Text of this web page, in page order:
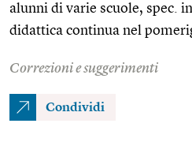
alunni di varie scuole, spec.
didattica continua nel
Correzioni e suggerimenti
Condividi